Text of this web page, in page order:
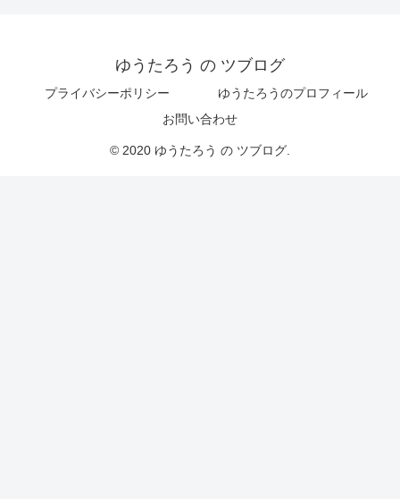
ゆうたろう の ツブログ
プライバシーポリシー
ゆうたろうのプロフィール
お問い合わせ
© 2020 ゆうたろう の ツブログ.